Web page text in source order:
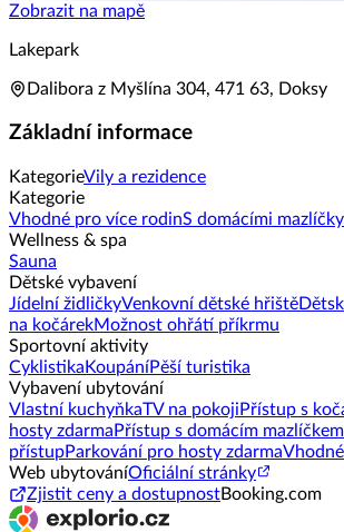
Zobrazit na mapě
Lakepark
Dalibora z Myšlína 304, 471 63, Doksy
Základní informace
KategorieVily a rezidence
Kategorie
Vhodné pro více rodinS domácími mazlíčky
Wellness & spa
Sauna
Dětské vybavení
Jídelní židličkyVenkovní dětské hřiště
na kočárekMožnost ohřátí příkrmu
Sportovní aktivity
Cyklistika KoupáníPěší turistika
Vybavení ubytování
Vlastní kuchyňkaTV na pokoji Přístup s
hosty zdarma Přístup s domácím mazlíčkem
přístupParkování pro hosty zdarma
Web ubytováníOficiální stránky
Zjistit ceny a dostupnostBooking.com